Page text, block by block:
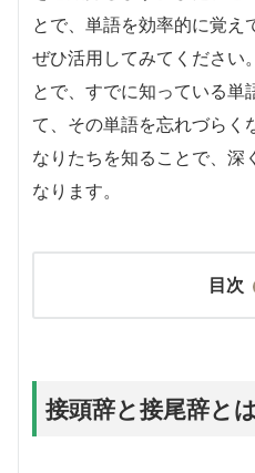
とで、単語を効率的に覚え
ぜひ活用してみてください
とで、すでに知っている単
て、その単語を忘れづらく
なりたちを知ることで、深
なります。
目次
接頭辞と接尾辞と